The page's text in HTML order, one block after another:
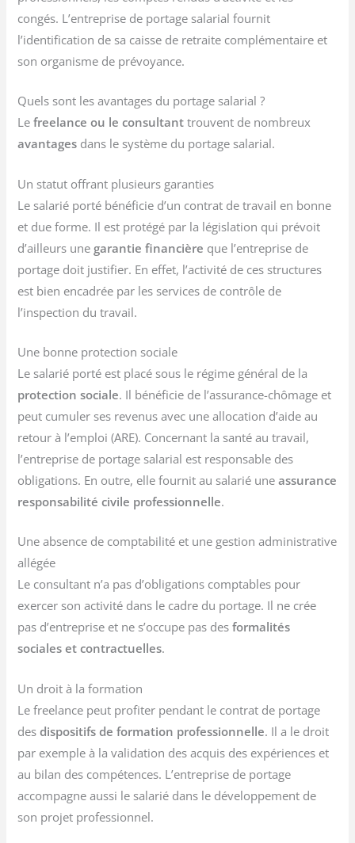
congés. L’entreprise de portage salarial fournit
l’identification de sa caisse de retraite complémentaire et
son organisme de prévoyance.
Quels sont les avantages du portage salarial ?
Lefreelance ou le consultant trouvent de nombreux
avantages dans le système du portage salarial.
Un statut offrant plusieurs garanties
Le salarié porté bénéficie d’un contrat de travail en bonne
et due forme. Il est protégé par la législation qui prévoit
d’ailleurs une garantie financière que l’entreprise de
portage doit justifier. En effet, l’activité de ces structures
est bien encadrée par les services de contrôle de
l’inspection du travail.
Une bonne protection sociale
Le salarié porté est placé sous le régime général de la
protection sociale. Il bénéficie de l’assurance-chômage et
peut cumuler ses revenus avec une allocation d’aide au
retour à l’emploi (ARE). Concernant la santé au travail,
l’entreprise de portage salarial est responsable des
obligations. En outre, elle fournit au salarié uneassurance
responsabilité civile professionnelle.
Une absence de comptabilité et une gestion administrative
allégée
Le consultant n’a pas d’obligations comptables pour
exercer son activité dans le cadre du portage. Il ne crée
pas d’entreprise et ne s’occupe pas desformalités
sociales et contractuelles.
Un droit à la formation
Le freelance peut profiter pendant le contrat de portage
desdispositifs de formation professionnelle. Il a le droit
par exemple à la validation des acquis des expériences et
au bilan des compétences. L’entreprise de portage
accompagne aussi le salarié dans le développement de
son projet professionnel.